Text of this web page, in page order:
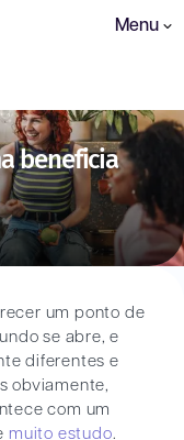
Menu
beneficia
um ponto de
se abre, e
diferentes e
obviamente,
com um
muito estudo.